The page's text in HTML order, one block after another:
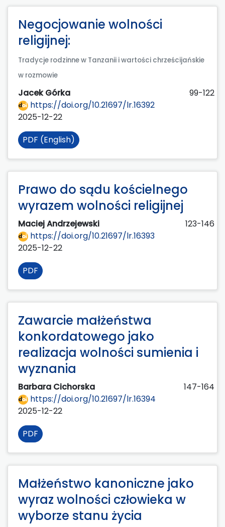
Negocjowanie wolności
religijnej:
Tradycje rodzinne w Tanzanii i wartości chrześcijańskie
w rozmowie
Jacek Górka
99-122
https://doi.org/10.21697/lr.16392
2025-12-22
PDF (English)
Prawo do sądu kościelnego
wyrazem wolności religijnej
Maciej Andrzejewski
123-146
https://doi.org/10.21697/lr.16393
2025-12-22
PDF
Zawarcie małżeństwa
konkordatowego jako
realizacja wolności sumienia i
wyznania
Barbara Cichorska
147-164
https://doi.org/10.21697/lr.16394
2025-12-22
PDF
Małżeństwo kanoniczne jako
wyraz wolności człowieka w
wyborze stanu życia